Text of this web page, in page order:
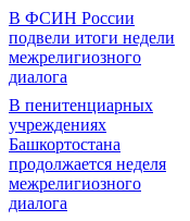
В ФСИН России
подвели итоги недели
межрелигиозного
диалога
В пенитенциарных
учреждениях
Башкортостана
продолжается неделя
межрелигиозного
диалога